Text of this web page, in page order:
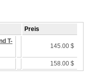
Preis
T-
145.00 $
158.00 $